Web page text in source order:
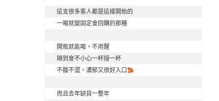
這支很多客人都是這樣開始的
一喝就變固定會回購的那種
開瓶就能喝，不用醒
順到會不小心一杯接一杯
不酸不澀，濃郁又很好入口
而且去年缺貨一整年